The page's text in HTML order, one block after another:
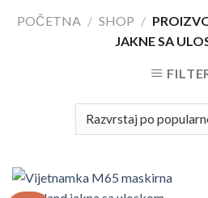
POČETNA / SHOP /
JAKNE SA